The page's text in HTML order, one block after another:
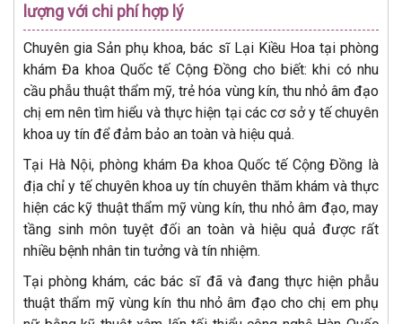
lượng với chi phí hợp lý
Chuyên gia Sản phụ khoa, bác sĩ Lại Kiều Hoa tại phòng
khám Đa khoa Quốc tế Cộng Đồng cho biết: khi có nhu
cầu phẫu thuật thẩm mỹ, trẻ hóa vùng kín, thu nhỏ âm đạo
chị em nên tìm hiểu và thực hiện tại các cơ sở y tế chuyên
khoa uy tín để đảm bảo an toàn và hiệu quả.
Tại Hà Nội, phòng khám Đa khoa Quốc tế Cộng Đồng là
địa chỉ y tế chuyên khoa uy tín chuyên thăm khám và thực
hiện các kỹ thuật thẩm mỹ vùng kín, thu nhỏ âm đạo, may
tầng sinh môn tuyệt đối an toàn và hiệu quả được rất
nhiều bệnh nhân tin tưởng và tín nhiệm.
Tại phòng khám, các bác sĩ đã và đang thực hiện phẫu
thuật thẩm mỹ vùng kín thu nhỏ âm đạo cho chị em phụ